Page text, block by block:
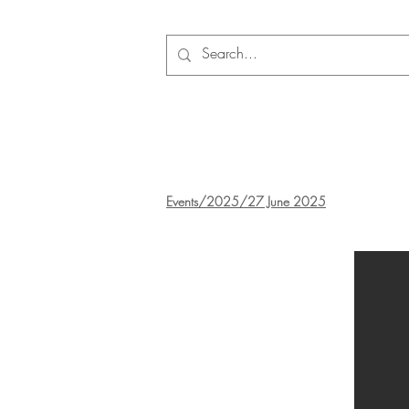
Events/2025/27 June 2025